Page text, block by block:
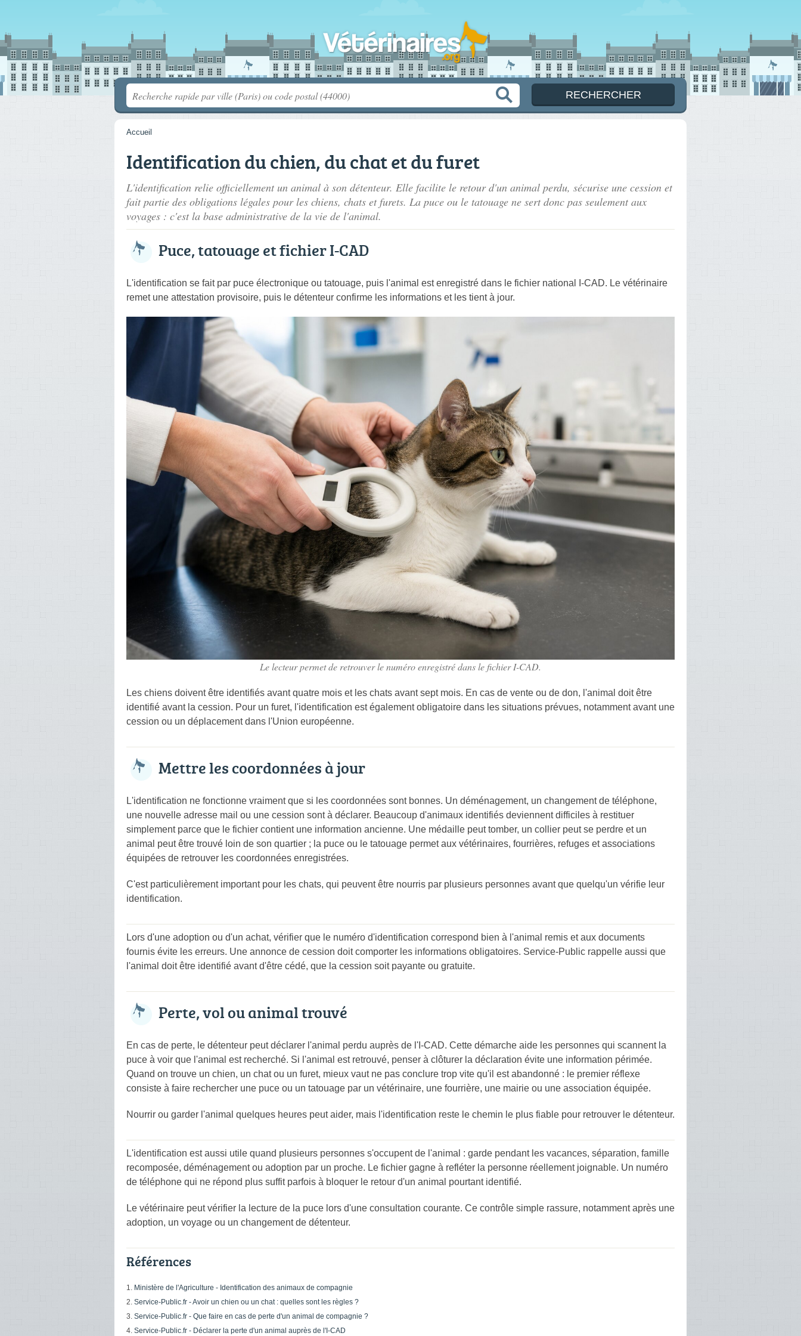
Accueil
Identification du chien, du chat et du furet
L'identification relie officiellement un animal à son détenteur. Elle facilite le retour d'un animal perdu, sécurise une cession et
fait partie des obligations légales pour les chiens, chats et furets. La puce ou le tatouage ne sert donc pas seulement aux
voyages : c'est la base administrative de la vie de l'animal.
Puce, tatouage et fichier I-CAD
L'identification se fait par puce électronique ou tatouage, puis l'animal est enregistré dans le fichier national I-CAD. Le vétérinaire
remet une attestation provisoire, puis le détenteur confirme les informations et les tient à jour.
Le lecteur permet de retrouver le numéro enregistré dans le fichier I-CAD.
Les chiens doivent être identifiés avant quatre mois et les chats avant sept mois. En cas de vente ou de don, l'animal doit être
identifié avant la cession. Pour un furet, l'identification est également obligatoire dans les situations prévues, notamment avant une
cession ou un déplacement dans l'Union européenne.
Mettre les coordonnées à jour
L'identification ne fonctionne vraiment que si les coordonnées sont bonnes. Un déménagement, un changement de téléphone,
une nouvelle adresse mail ou une cession sont à déclarer. Beaucoup d'animaux identifiés deviennent difficiles à restituer
simplement parce que le fichier contient une information ancienne. Une médaille peut tomber, un collier peut se perdre et un
animal peut être trouvé loin de son quartier ; la puce ou le tatouage permet aux vétérinaires, fourrières, refuges et associations
équipées de retrouver les coordonnées enregistrées.
C'est particulièrement important pour les chats, qui peuvent être nourris par plusieurs personnes avant que quelqu'un vérifie leur
identification.
Lors d'une adoption ou d'un achat, vérifier que le numéro d'identification correspond bien à l'animal remis et aux documents
fournis évite les erreurs. Une annonce de cession doit comporter les informations obligatoires. Service-Public rappelle aussi que
l'animal doit être identifié avant d'être cédé, que la cession soit payante ou gratuite.
Perte, vol ou animal trouvé
En cas de perte, le détenteur peut déclarer l'animal perdu auprès de l'I-CAD. Cette démarche aide les personnes qui scannent la
puce à voir que l'animal est recherché. Si l'animal est retrouvé, penser à clôturer la déclaration évite une information périmée.
Quand on trouve un chien, un chat ou un furet, mieux vaut ne pas conclure trop vite qu'il est abandonné : le premier réflexe
consiste à faire rechercher une puce ou un tatouage par un vétérinaire, une fourrière, une mairie ou une association équipée.
Nourrir ou garder l'animal quelques heures peut aider, mais l'identification reste le chemin le plus fiable pour retrouver le détenteur.
L'identification est aussi utile quand plusieurs personnes s'occupent de l'animal : garde pendant les vacances, séparation, famille
recomposée, déménagement ou adoption par un proche. Le fichier gagne à refléter la personne réellement joignable. Un numéro
de téléphone qui ne répond plus suffit parfois à bloquer le retour d'un animal pourtant identifié.
Le vétérinaire peut vérifier la lecture de la puce lors d'une consultation courante. Ce contrôle simple rassure, notamment après une
adoption, un voyage ou un changement de détenteur.
Références
Ministère de l'Agriculture - Identification des animaux de compagnie
Service-Public.fr - Avoir un chien ou un chat : quelles sont les règles ?
Service-Public.fr - Que faire en cas de perte d'un animal de compagnie ?
Service-Public.fr - Déclarer la perte d'un animal auprès de l'I-CAD